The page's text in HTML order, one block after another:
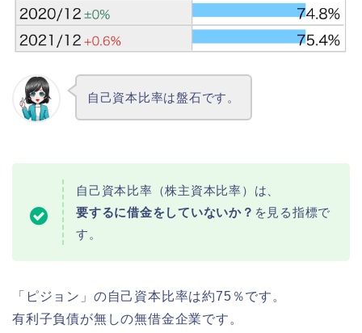
自己資本比率は盤石です。
自己資本比率（株主資本比率）は、
要するに借金をしていないか？ を見る指標で
す。
「ピジョン」の自己資本比率は約75％です。
有利子負債が無しの無借金企業です。